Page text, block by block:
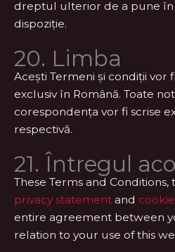
dreptul ulterior de a pune în
dispoziție.
20. Limba
Acești Termeni și condiții vor
exclusiv în Română. Toate
corespondența vor fi scrise
respectivă.
21. Întregul
These Terms and
privacy statement and
entire agreement between
relation to your use of this